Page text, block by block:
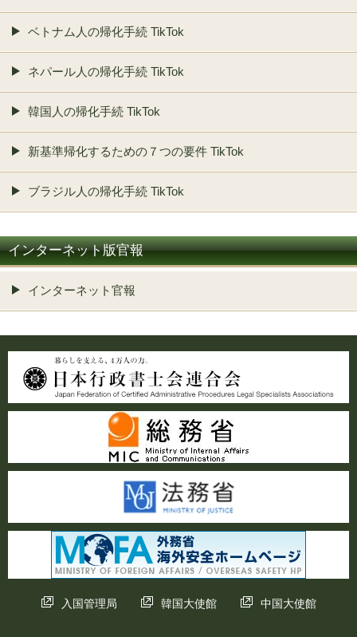
ベトナム人の帰化手続 TikTok
ネパール人の帰化手続 TikTok
韓国人の帰化手続 TikTok
新基準帰化するための７つの要件 TikTok
ブラジル人の帰化手続 TikTok
インターネット版官報
インターネット官報
入国管理局 韓国大使館 中国大使館